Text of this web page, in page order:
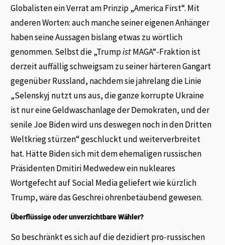
Globalisten ein Verrat am Prinzip „America First“. Mit
anderen Worten: auch manche seiner eigenen Anhänger
haben seine Aussagen bislang etwas zu wörtlich
genommen. Selbst die „TrumpistMAGA“-Fraktion ist
derzeit auffällig schweigsam zu seiner härteren Gangart
gegenüber Russland, nachdem sie jahrelang die Linie
„Selenskyj nutzt uns aus, die ganze korrupte Ukraine
ist nur eine Geldwaschanlage der Demokraten, und der
senile Joe Biden wird uns deswegen noch in den Dritten
Weltkrieg stürzen“ geschluckt und weiterverbreitet
hat. Hätte Biden sich mit dem ehemaligen russischen
Präsidenten Dmitiri Medwedew ein nukleares
Wortgefecht auf Social Media geliefert wie kürzlich
Trump, wäre das Geschrei ohrenbetäubend gewesen.
Überflüssige oder unverzichtbare Wähler?
So beschränkt es sich auf die dezidiert pro-russischen